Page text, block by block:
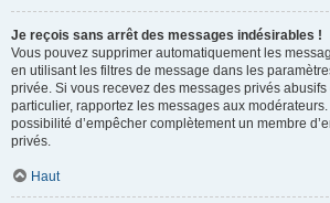
Je reçois sans arrêt des messages indésirables !
Vous pouvez supprimer automatiquement les
en utilisant les filtres de message dans les
privée. Si vous recevez des messages privés abusifs
particulier, rapportez les messages aux
possibilité d’empêcher complètement un membre
privés.
Haut